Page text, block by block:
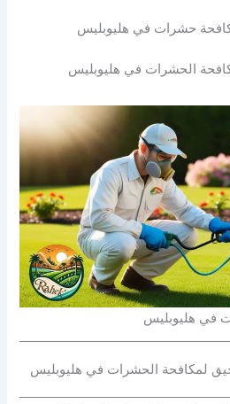
حشرات في هليوبليس
في هليوبليس
لمكافحة الحشرات في هليوبليس